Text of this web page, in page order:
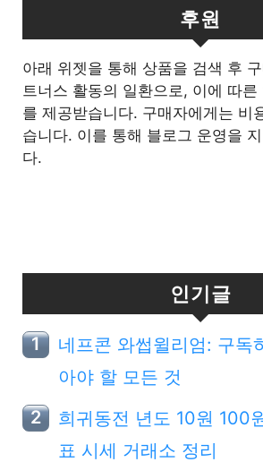
후원
아래 위젯을 통해 상품을 검색 후
트너스 활동의 일환으로, 이에 따른
를 제공받습니다. 구매자에게는 비
습니다. 이를 통해 블로그 운영을
다.
인기글
네프콘 와썹윌리엄: 구독
아야 할 모든 것
희귀동전 년도 10원 100
표 시세 거래소 정리